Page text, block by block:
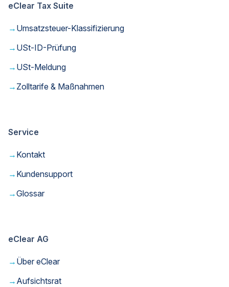
eClear Tax Suite
→ Umsatzsteuer-Klassifizierung
→ USt-ID-Prüfung
→ USt-Meldung
→ Zolltarife & Maßnahmen
Service
→ Kontakt
→ Kundensupport
→Glossar
eClear AG
→ Über eClear
→ Aufsichtsrat